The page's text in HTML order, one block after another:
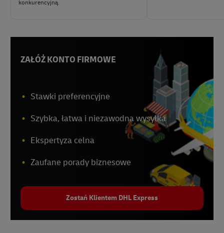
konkurencyjną.
ZAŁÓŻ KONTO FIRMOWE
Stawki preferencyjne
Szybka, łatwa i niezawodna wysyłka
Ekspertyza celna
Zaufane porady biznesowe
Zostań Klientem DHL Express